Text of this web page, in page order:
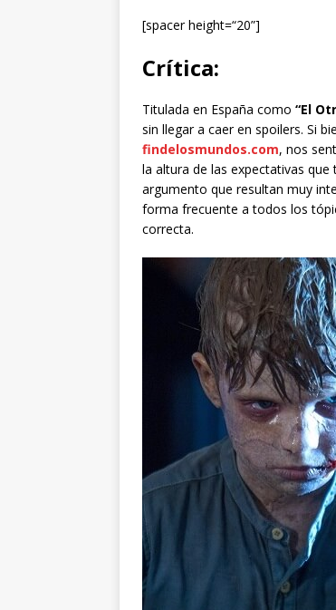
[spacer height=“20”]
Crítica:
Titulada en España como “El
sin llegar a caer en spoilers. Si
findelosmundos.com, nos
la altura de las expectativas
argumento que resultan muy
forma frecuente a todos los
correcta.